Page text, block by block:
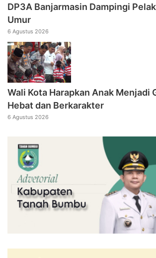
DP3A Banjarmasin Dampingi
Umur
6 Agustus 2026
Wali Kota Harapkan Anak Menjadi
Hebat dan Berkarakter
6 Agustus 2026